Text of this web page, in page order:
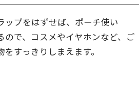
ップをはずせば、ポーチ使い
で、コスメやイヤホンなど、ご
すっきりしまえます。